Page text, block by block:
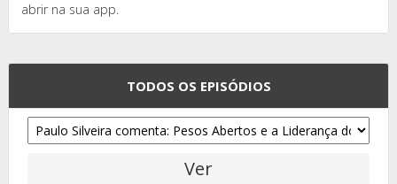
abrir na sua app.
TODOS OS EPISÓDIOS